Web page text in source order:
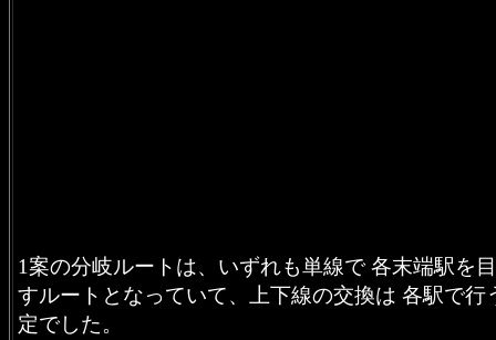
1案の分岐ルートは、いずれも単線で 各末端駅を
すルートとなっていて、上下線の交換は 各駅で行
定でした。